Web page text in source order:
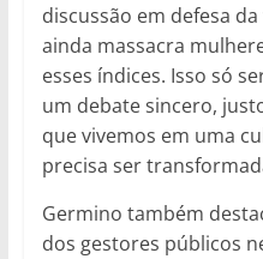
discussão em defesa
ainda massacra
esses índices. Isso só
um debate sincero,
que vivemos em uma
precisa ser
Germino também
dos gestores públicos